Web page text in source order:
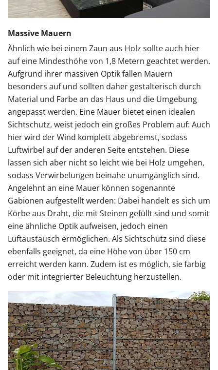
Massive Mauern
Ähnlich wie bei einem Zaun aus Holz sollte auch hier
auf eine Mindesthöhe von 1,8 Metern geachtet werden.
Aufgrund ihrer massiven Optik fallen Mauern
besonders auf und sollten daher gestalterisch durch
Material und Farbe an das Haus und die Umgebung
angepasst werden. Eine Mauer bietet einen idealen
Sichtschutz, weist jedoch ein großes Problem auf: Auch
hier wird der Wind komplett abgebremst, sodass
Luftwirbel auf der anderen Seite entstehen. Diese
lassen sich aber nicht so leicht wie bei Holz umgehen,
sodass Verwirbelungen beinahe unumgänglich sind.
Angelehnt an eine Mauer können sogenannte
Gabionen aufgestellt werden: Dabei handelt es sich um
Körbe aus Draht, die mit Steinen gefüllt sind und somit
eine ähnliche Optik aufweisen, jedoch einen
Luftaustausch ermöglichen. Als Sichtschutz sind diese
ebenfalls geeignet, da eine Höhe von über 150 cm
erreicht werden kann. Zudem ist es möglich, sie farbig
oder mit integrierter Beleuchtung herzustellen.